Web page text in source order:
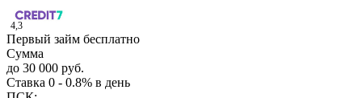
4,3
Первый займ бесплатно
Сумма
до 30 000 руб.
Ставка 0 - 0.8% в день